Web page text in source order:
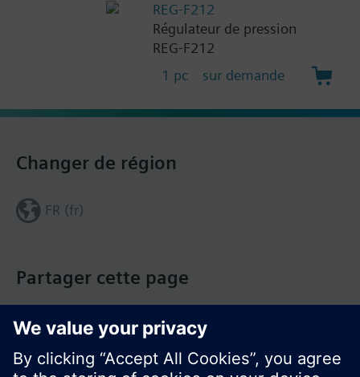
REG-F212
Régulateur de pression
REG-F212
1 pc
sur demande
Partager cette page
Changer de région
FR (fr)